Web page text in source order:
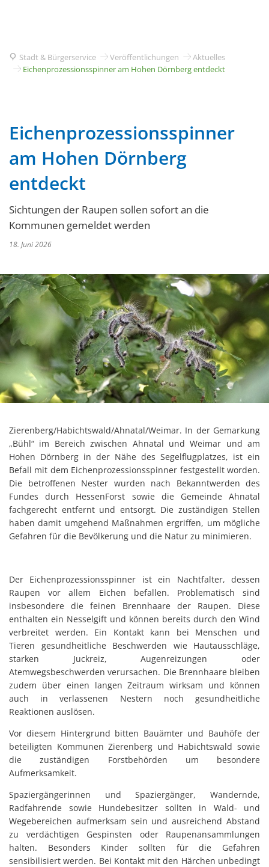
Stadt & Bürgerservice Veröffentlichungen
Aktuelles
Eichenprozessionsspinner am Hohen Dörnberg entdeckt
Eichenprozessionsspinner
am Hohen Dörnberg
entdeckt
Sichtungen der Raupen sollen sofort an die
Kommunen gemeldet werden
18. Juni 2026
Zierenberg/Habichtswald/Ahnatal/Weimar. In der Gemarkung
„Bühl“ im Bereich zwischen Ahnatal und Weimar und am
Hohen Dörnberg in der Nähe des Segelflugplatzes, ist ein
Befall mit dem Eichenprozessionsspinner festgestellt worden.
Die betroffenen Nester wurden nach Bekanntwerden des
Fundes durch HessenForst sowie die Gemeinde Ahnatal
fachgerecht entfernt und entsorgt. Die zuständigen Stellen
haben damit umgehend Maßnahmen ergriffen, um mögliche
Gefahren für die Bevölkerung und die Natur zu minimieren.
Der Eichenprozessionsspinner ist ein Nachtfalter, dessen
Raupen vor allem Eichen befallen. Problematisch sind
insbesondere die feinen Brennhaare der Raupen. Diese
enthalten ein Nesselgift und können bereits durch den Wind
verbreitet werden. Ein Kontakt kann bei Menschen und
Tieren gesundheitliche Beschwerden wie Hautausschläge,
starken Juckreiz, Augenreizungen oder
Atemwegsbeschwerden verursachen. Die Brennhaare bleiben
zudem über einen langen Zeitraum wirksam und können
auch in verlassenen Nestern noch gesundheitliche
Reaktionen auslösen.
Vor diesem Hintergrund bitten Bauämter und Bauhöfe der
beteiligten Kommunen Zierenberg und Habichtswald sowie
die zuständigen Forstbehörden um besondere
Aufmerksamkeit.
Spaziergängerinnen und Spaziergänger, Wandernde,
Radfahrende sowie Hundebesitzer sollten in Wald- und
Wegebereichen aufmerksam sein und ausreichend Abstand
zu verdächtigen Gespinsten oder Raupenansammlungen
halten. Besonders Kinder sollten für die Gefahren
sensibilisiert werden. Bei Kontakt mit den Härchen unbedingt